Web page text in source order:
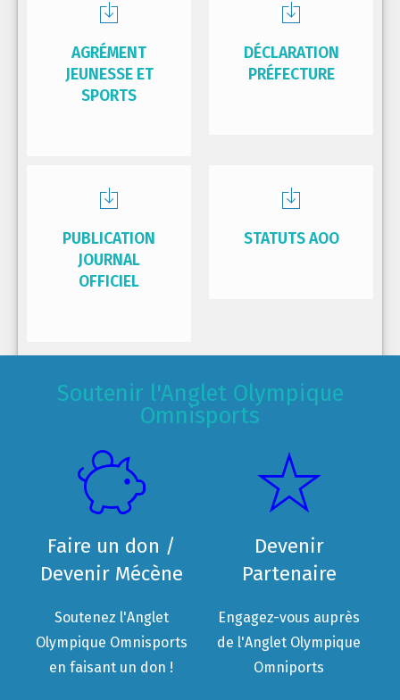
AGRÉMENT
JEUNESSE ET
SPORTS
DÉCLARATION
PRÉFECTURE
PUBLICATION
JOURNAL
OFFICIEL
STATUTS AOO
Soutenir l'Anglet Olympique
Omnisports
Faire un don /
Devenir Mécène
Soutenez l'Anglet
Olympique Omnisports
en faisant un don !
Devenir
Partenaire
Engagez-vous auprès
de l'Anglet Olympique
Omniports